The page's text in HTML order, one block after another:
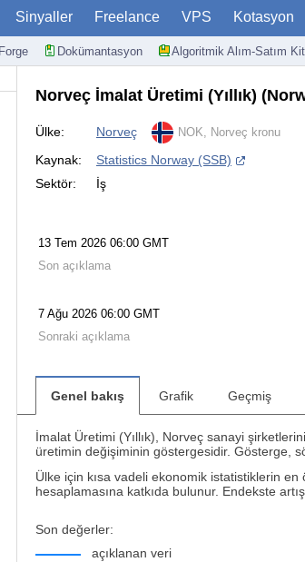
Sinyaller Freelance VPS Kotasyon
Dokümantasyon Algoritmik Alım-Satım
Norveç İmalat Üretimi (Yıllık)
Ülke: Norveç NOK, Norveç kronu
Kaynak:
Statistics Norway (SSB)
Sektör:
İş
13 Tem 2026 06:00 GMT
Son açıklama
7 Ağu 2026 06:00 GMT
Sonraki açıklama
Genel bakış Grafik Geçmiş
İmalat Üretimi (Yıllık), Norveç sanayi
üretimin değişiminin göstergesidir. Gösterge,
Ülke için kısa vadeli ekonomik istatistiklerin
hesaplamasına katkıda bulunur. Endekste
Son değerler:
açıklanan veri